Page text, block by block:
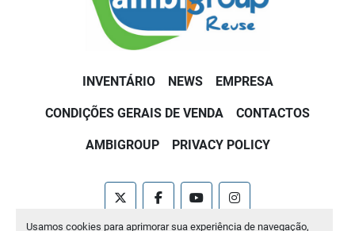
Usamos cookies para aprimorar sua experiência de navegação,
INVENTÁRIO NEWS EMPRESA
CONDIÇÕES GERAIS DE VENDA CONTACTOS
AMBIGROUP PRIVACY POLICY
twitter facebookyoutubeinstagram